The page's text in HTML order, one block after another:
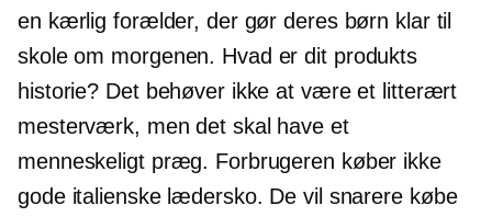
en kærlig forælder, der gør deres børn klar til
skole om morgenen. Hvad er dit produkts
historie? Det behøver ikke at være et litterært
mesterværk, men det skal have et
menneskeligt præg. Forbrugeren køber ikke
gode italienske lædersko. De vil snarere købe